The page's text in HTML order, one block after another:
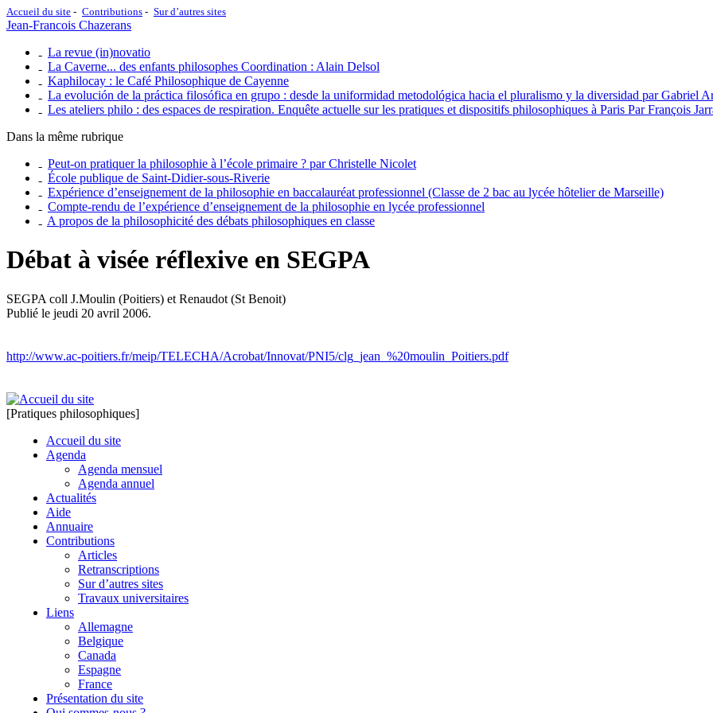
Accueil du site Contributions Sur d’autres sites
Jean-Francois Chazerans
La revue (in)novatio
La Caverne... des enfants philosophes Coordination : Alain Delsol
Kaphilocay : le Café Philosophique de Cayenne
La evolución de la práctica filosófica en grupo : desde la uniformidad metodológica hacia el pluralismo y la diversidad par Gabriel
Les ateliers philo : des espaces de respiration. Enquête actuelle sur les pratiques et dispositifs philosophiques à Paris Par François
Dans la même rubrique
Peut-on pratiquer la philosophie à l’école primaire ? par Christelle Nicolet
École publique de Saint-Didier-sous-Riverie
Expérience d’enseignement de la philosophie en baccalauréat professionnel (Classe de 2 bac au lycée hôtelier de Marseille)
Compte-rendu de l’expérience d’enseignement de la philosophie en lycée professionnel
A propos de la philosophicité des débats philosophiques en classe
Débat à visée réflexive en SEGPA
SEGPA coll J.Moulin (Poitiers) et Renaudot (St Benoit)
Publié le jeudi 20 avril 2006.
http://www.ac-poitiers.fr/meip/TELECHA/Acrobat/Innovat/PNI5/clg_jean_%20moulin_Poitiers.pdf
[Pratiques philosophiques]
Accueil du site
Agenda
Agenda mensuel
Agenda annuel
Actualités
Aide
Annuaire
Contributions
Articles
Retranscriptions
Sur d’autres sites
Travaux universitaires
Liens
Allemagne
Belgique
Canada
Espagne
France
Présentation du site